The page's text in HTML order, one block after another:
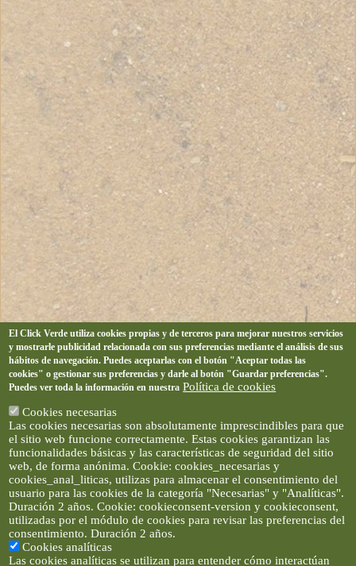
El Click Verde utiliza cookies propias y de terceros para mejorar nuestros servicios
y mostrarle publicidad relacionada con sus preferencias mediante el análisis de sus
hábitos de navegación. Puedes aceptarlas con el botón "Aceptar todas las
cookies" o gestionar sus preferencias y darle al botón "Guardar preferencias".
Puedes ver toda la información en nuestra Política de cookies
Cookies necesarias
Las cookies necesarias son absolutamente imprescindibles para que
el sitio web funcione correctamente. Estas cookies garantizan las
funcionalidades básicas y las características de seguridad del sitio
web, de forma anónima. Cookie: cookies_necesarias y
cookies_anal_liticas, utilizas para almacenar el consentimiento del
usuario para las cookies de la categoría "Necesarias" y "Analíticas".
Duración 2 años. Cookie: cookieconsent-version y cookieconsent,
utilizadas por el módulo de cookies para revisar las preferencias del
consentimiento. Duración 2 años.
Cookies analíticas
Las cookies analíticas se utilizan para entender cómo interactúan